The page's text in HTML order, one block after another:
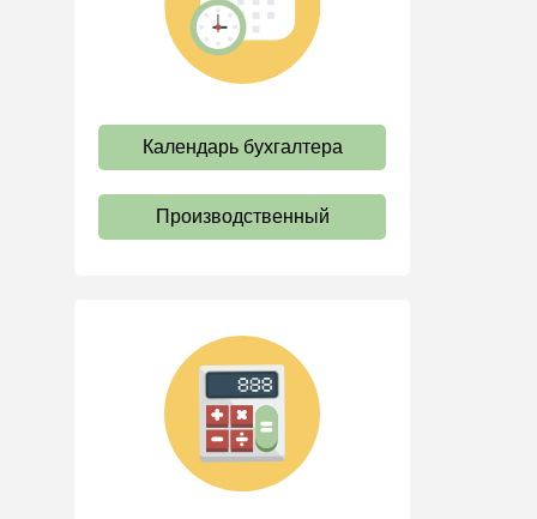
труда
Отпуск и время отдыха
Ответственность и
взыскания
Пенсии
должностные инструкции
Трудовые книжки
Кадровые документы и
образцы
Персональные данные
Календарь бухгалтера
Производственный